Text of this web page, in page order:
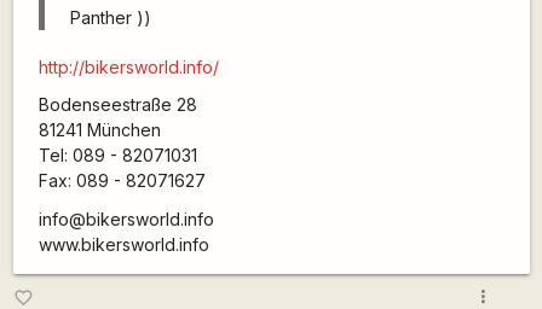
Panther ))
http://bikersworld.info/
Bodenseestraße 28
81241 München
Tel: 089 - 82071031
Fax: 089 - 82071627
info@bikersworld.info
www.bikersworld.info
favorite_border more_vert